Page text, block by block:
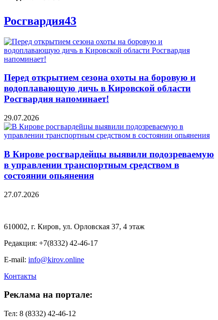
Росгвардия43
Перед открытием сезона охоты на боровую и
водоплавающую дичь в Кировской области
Росгвардия напоминает!
29.07.2026
В Кирове росгвардейцы выявили подозреваемую
в управлении транспортным средством в
состоянии опьянения
27.07.2026
610002, г. Киров, ул. Орловская 37, 4 этаж
Редакция: +7(8332) 42-46-17
E-mail: info@kirov.online
Контакты
Реклама на портале:
Тел: 8 (8332) 42-46-12